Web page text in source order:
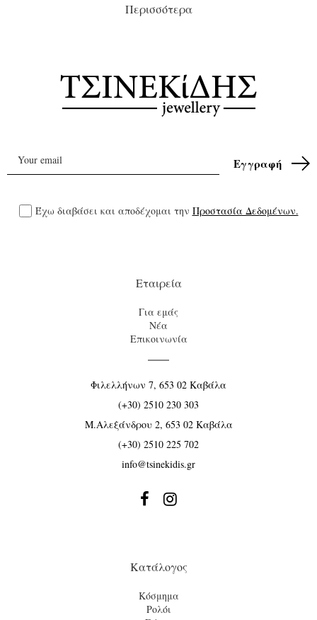
Περισσότερα
Έχω διαβάσει και αποδέχομαι την Προστασία Δεδομένων.
Εταιρεία
Για εμάς
Νέα
Επικοινωνία
Φιλελλήνων 7, 653 02 Καβάλα
(+30) 2510 230 303
Μ.Αλεξάνδρου 2, 653 02 Καβάλα
(+30) 2510 225 702
info@tsinekidis.gr
 
Κατάλογος
Κόσμημα
Ρολόι